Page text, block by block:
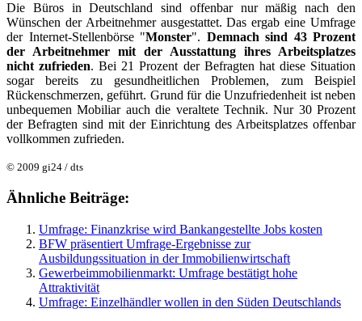
Die Büros in Deutschland sind offenbar nur mäßig nach den
Wünschen der Arbeitnehmer ausgestattet. Das ergab eine Umfrage
der Internet-Stellenbörse "Monster". Demnach sind 43 Prozent
der Arbeitnehmer mit der Ausstattung ihres Arbeitsplatzes
nicht zufrieden. Bei 21 Prozent der Befragten hat diese Situation
sogar bereits zu gesundheitlichen Problemen, zum Beispiel
Rückenschmerzen, geführt. Grund für die Unzufriedenheit ist neben
unbequemen Mobiliar auch die veraltete Technik. Nur 30 Prozent
der Befragten sind mit der Einrichtung des Arbeitsplatzes offenbar
vollkommen zufrieden.
© 2009 gi24 / dts
Ähnliche Beiträge:
Umfrage: Finanzkrise wird Bankangestellte Jobs kosten
BFW präsentiert Umfrage-Ergebnisse zur
Ausbildungssituation in der Immobilienwirtschaft
Gewerbeimmobilienmarkt: Umfrage bestätigt hohe
Attraktivität
Umfrage: Einzelhändler wollen in den Süden Deutschlands